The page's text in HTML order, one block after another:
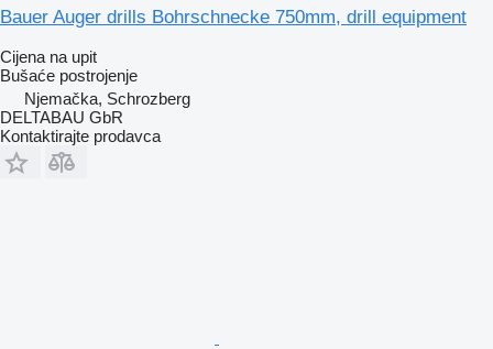
Bauer Auger drills Bohrschnecke 750mm, drill equipment
Cijena na upit
Bušaće postrojenje
Njemačka, Schrozberg
DELTABAU GbR
Kontaktirajte prodavca